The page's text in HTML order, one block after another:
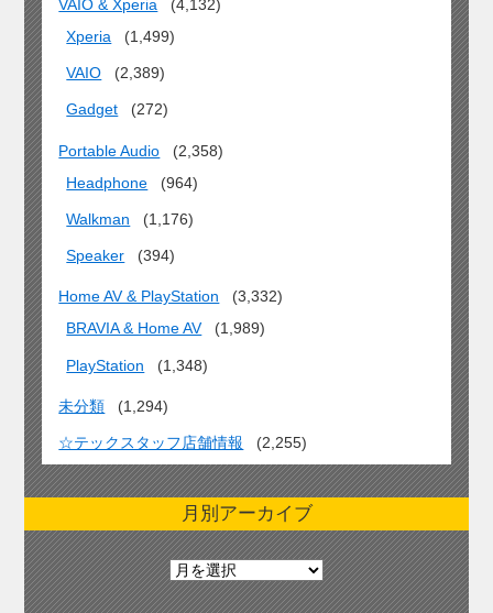
VAIO & Xperia
(4,132)
Xperia
(1,499)
VAIO (2,389)
Gadget (272)
Portable Audio
(2,358)
Headphone
(964)
Walkman (1,176)
Speaker (394)
Home AV & PlayStation
(3,332)
BRAVIA & Home AV
(1,989)
PlayStation (1,348)
未分類 (1,294)
☆テックスタッフ店舗情報 (2,255)
月別アーカイブ
月
別
ア